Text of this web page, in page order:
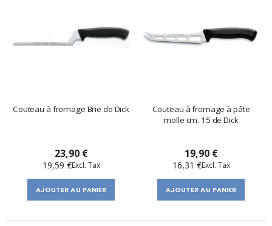
Couteau à fromage Brie de Dick
23,90 €
19,59 €
AJOUTER AU PANIER
Couteau à fromage à pâte
molle cm. 15 de Dick
19,90 €
16,31 €
AJOUTER AU PANIER